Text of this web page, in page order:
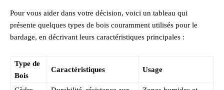
Pour vous aider dans votre décision, voici un tableau qui
présente quelques types de bois couramment utilisés pour le
bardage, en décrivant leurs caractéristiques principales :
Type de
Bois
Caractéristiques Usage